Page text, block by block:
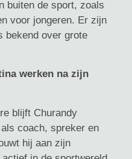
buiten de sport, zoals
voor jongeren. Er zijn
bekend over grote
werken na zijn
blijft Churandy
coach, spreker en
hij aan zijn